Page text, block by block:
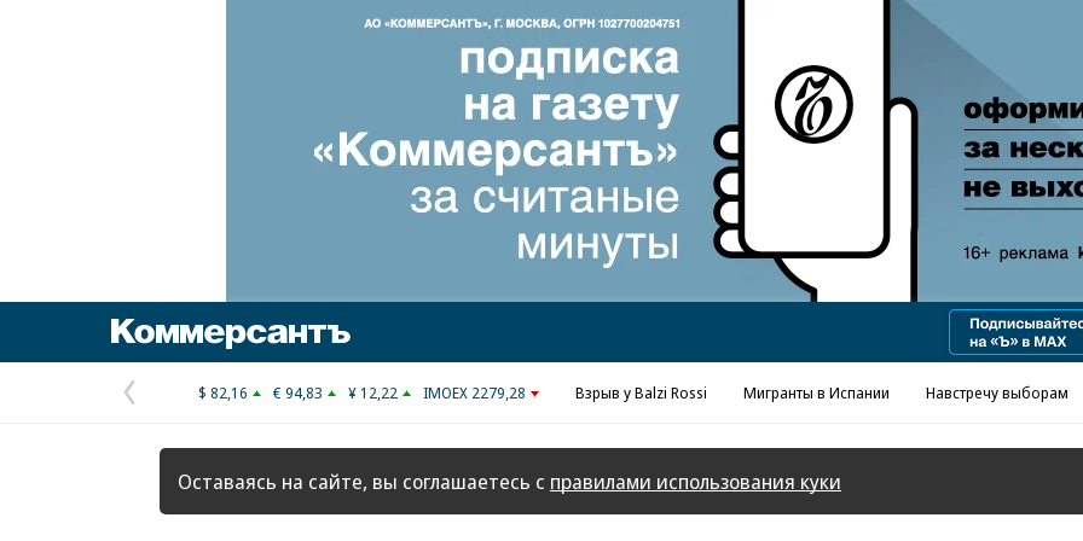
Реклама в «Ъ» www.kommersant.ru/ad
Предыдущая
страница
$ 82,16 € 94,83 ¥ 12,22 IMOEX 2279,28 Взрыв у Balzi Rossi Мигранты в Испании Навстречу выборам
Оставаясь на сайте, вы соглашаетесь с правилами использования куки